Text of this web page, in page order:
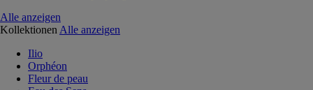
Alle anzeigen
Kollektionen Alle anzeigen
Ilio
Orphéon
Fleur de peau